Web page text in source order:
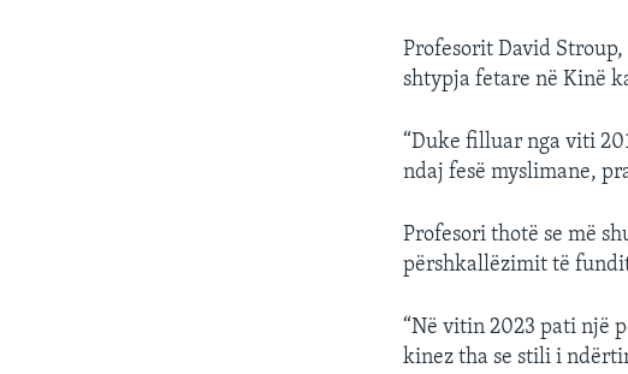
Profesorit David
shtypja fetare në Kinë
“Duke filluar nga viti
ndaj fesë myslimane,
Profesori thotë se më
përshkallëzimit të
“Në vitin 2023 pati një
kinez tha se stili i